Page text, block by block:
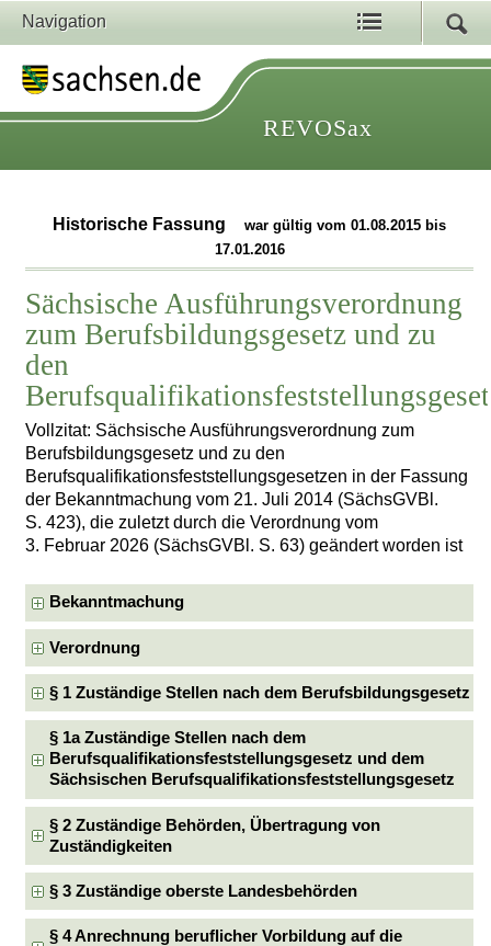
Navigation
REVOSax
Historische Fassung
war gültig vom 01.08.2015 bis
17.01.2016
Sächsische Ausführungsverordnung
zum Berufsbildungsgesetz und zu
den
Vollzitat: Sächsische Ausführungsverordnung zum
Berufsbildungsgesetz und zu den
Berufsqualifikationsfeststellungsgesetzen in der Fassung
der Bekanntmachung vom 21. Juli 2014 (SächsGVBl.
S. 423), die zuletzt durch die Verordnung vom
3. Februar 2026 (SächsGVBl. S. 63) geändert worden ist
Bekanntmachung
Verordnung
§ 1 Zuständige Stellen nach dem Berufsbildungsgesetz
§ 1a Zuständige Stellen nach dem
Berufsqualifikationsfeststellungsgesetz und dem
Sächsischen Berufsqualifikationsfeststellungsgesetz
§ 2 Zuständige Behörden, Übertragung von
Zuständigkeiten
§ 3 Zuständige oberste Landesbehörden
§ 4 Anrechnung beruflicher Vorbildung auf die